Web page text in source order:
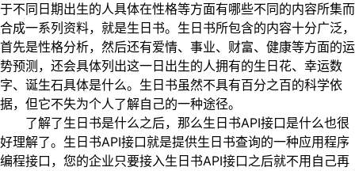
于不同日期出生的人具体在性格等方面有哪些不同的内容所集而
合成一系列资料，就是生日书。生日书所包含的内容十分广泛，
首先是性格分析，然后还有爱情、事业、财富、健康等方面的运
势预测，还会具体列出这一日出生的人拥有的生日花、幸运数
字、诞生石具体是什么。生日书虽然不具有百分之百的科学依
据，但它不失为个人了解自己的一种途径。
了解了生日书是什么之后，那么生日书API接口是什么也很
好理解了。生日书API接口就是提供生日书查询的一种应用程序
编程接口，您的企业只要接入生日书API接口之后就不用自己再